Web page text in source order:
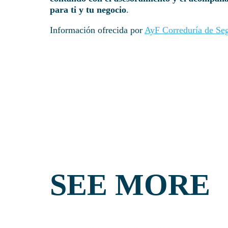
para ti y tu negocio.
Información ofrecida por AyF Correduría de
SEE MORE